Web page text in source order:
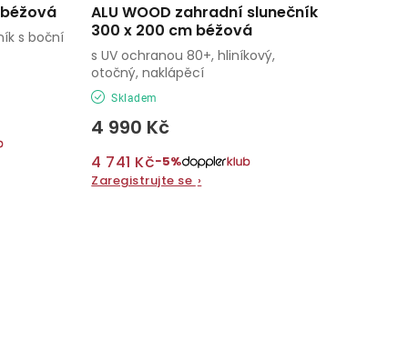
s boční
ALU WOOD zahradní slunečník
300 x 200 cm béžová
Skladem
4 990 Kč
4 741 Kč−5%
Zaregistrujte se ›
s UV ochranou 80+, hliníkový,
otočný, naklápěcí